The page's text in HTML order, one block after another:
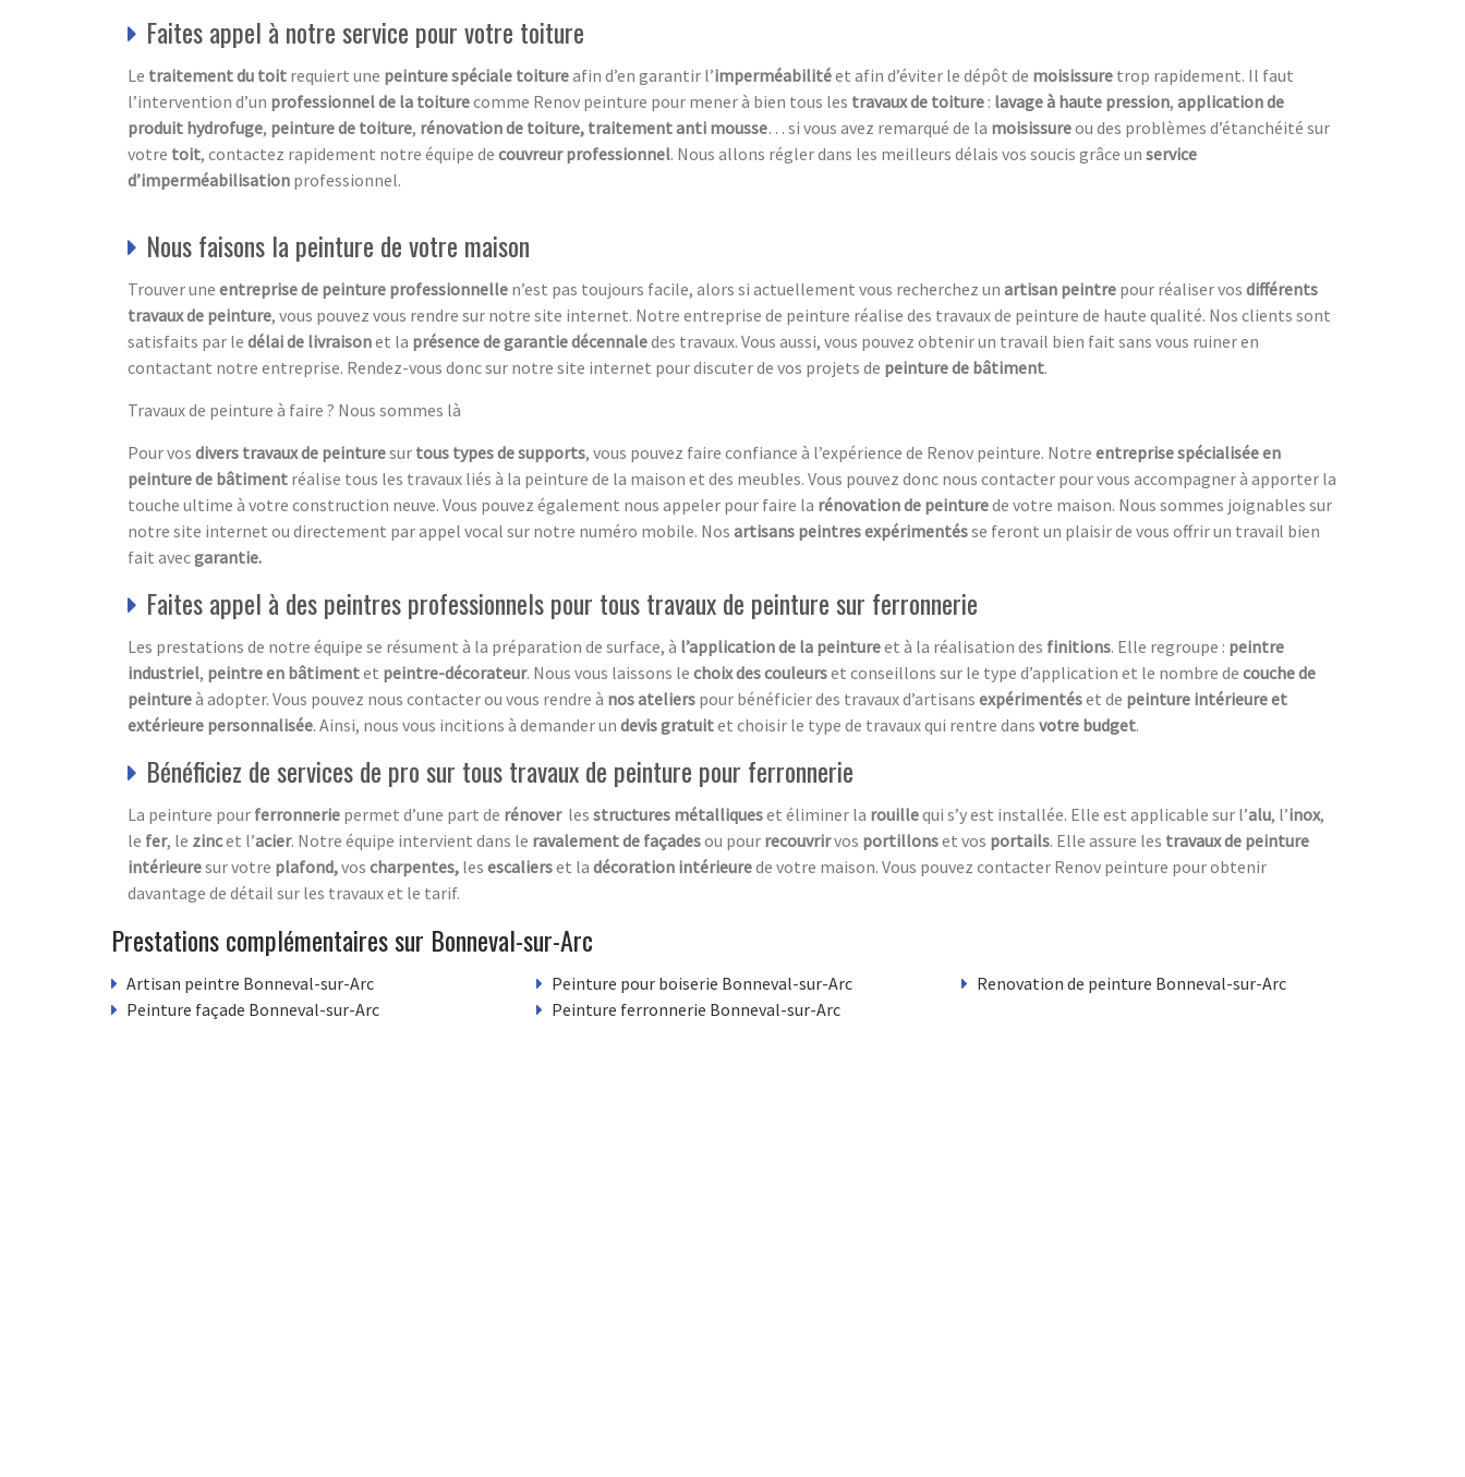
Faites appel à notre service pour votre toiture
Le traitement du toit requiert une peinture spéciale toitureafin d’en garantir l’imperméabilitéet afin d’éviter le dépôt de moisissure trop rapidement. Il faut
l’intervention d’un professionnel de la toiturecomme Renov peinture pour mener à bien tous les travaux de toiture : lavage à haute pression, application de
produit hydrofuge, peinture de toiture, rénovation de toiture, traitement anti mousse… si vous avez remarqué de la moisissureou des problèmes d’étanchéité sur
votre toit, contactez rapidement notre équipe de couvreur professionnel. Nous allons régler dans les meilleurs délais vos soucis grâce un service
d’imperméabilisation professionnel.
Nous faisons la peinture de votre maison
Trouver une entreprise de peinture professionnelle n’est pas toujours facile, alors si actuellement vous recherchez un artisan peintre pour réaliser vos différents
travaux de peinture, vous pouvez vous rendre sur notre site internet. Notre entreprise de peinture réalise des travaux de peinture de haute qualité. Nos clients sont
satisfaits par le délai de livraisonet la présence de garantie décennaledes travaux. Vous aussi, vous pouvez obtenir un travail bien fait sans vous ruiner en
contactant notre entreprise. Rendez-vous donc sur notre site internet pour discuter de vos projets de peinture de bâtiment.
Travaux de peinture à faire ? Nous sommes là
Pour vos divers travaux de peinturesur tous types de supports, vous pouvez faire confiance à l’expérience de Renov peinture. Notre entreprise spécialisée en
peinture de bâtiment réalise tous les travaux liés à la peinture de la maison et des meubles. Vous pouvez donc nous contacter pour vous accompagner à apporter la
touche ultime à votre construction neuve. Vous pouvez également nous appeler pour faire la rénovation de peinturede votre maison. Nous sommes joignables sur
notre site internet ou directement par appel vocal sur notre numéro mobile. Nos artisans peintres expérimentésse feront un plaisir de vous offrir un travail bien
fait avecgarantie.
Faites appel à des peintres professionnels pour tous travaux de peinture sur ferronnerie
Les prestations de notre équipe se résument à la préparation de surface, à l’application de la peintureet à la réalisation des finitions. Elle regroupe : peintre
industriel, peintre en bâtimentet peintre-décorateur. Nous vous laissons le choix des couleurset conseillons sur le type d’application et le nombre de couche de
peintureà adopter. Vous pouvez nous contacter ou vous rendre à nos ateliers pour bénéficier des travaux d’artisans expérimentéset de peinture intérieure et
extérieure personnalisée. Ainsi, nous vous incitions à demander un devis gratuitet choisir le type de travaux qui rentre dans votre budget.
Bénéficiez de services de pro sur tous travaux de peinture pour ferronnerie
La peinture pour ferronnerie permet d’une part de rénover les structures métalliqueset éliminer la rouillequi s’y est installée. Elle est applicable sur l’alu, l’inox,
le fer, le zincet l’acier. Notre équipe intervient dans le ravalement de façadesou pour recouvrirvos portillonset vos portails. Elle assure les travaux de peinture
intérieuresur votre plafond,vos charpentes, les escalierset la décoration intérieurede votre maison. Vous pouvez contacter Renov peinture pour obtenir
davantage de détail sur les travaux et le tarif.
Prestations complémentaires sur Bonneval-sur-Arc
Artisan peintre Bonneval-sur-Arc
Peinture façade Bonneval-sur-Arc
Peinture pour boiserie Bonneval-sur-Arc
Peinture ferronnerie Bonneval-sur-Arc
Renovation de peinture Bonneval-sur-Arc